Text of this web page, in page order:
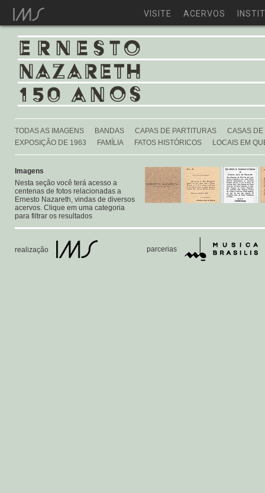
VISITE ACERVOS
TODAS AS IMAGENS BANDAS CAPAS DE PARTITURAS
CASAS DE
EXPOSIÇÃO DE 1963
FAMÍLIA FATOS HISTÓRICOS LOCAIS EM
Imagens
Nesta seção você terá acesso a
centenas de fotos relacionadas a
Ernesto Nazareth, vindas de diversos
acervos. Clique em uma categoria
para filtrar os resultados
realização parcerias